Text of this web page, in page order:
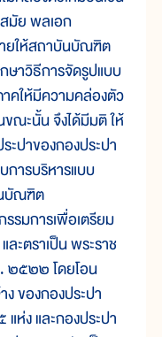
มัย พลเอก
ยให้สถาบันบัณฑิต
าวิธีการจัดรูปแบบ
คให้มีความคล่องตัว
ณะนั้น จึงได้มีมติ ให้
ะปาของกองประปา
การบริหารแบบ
บัณฑิต
รมการเพื่อเตรียม
ะตราเป็น พระราช
๒๕๒๒ โดยโอน
ของกองประปา
ห่ง และกองประปา